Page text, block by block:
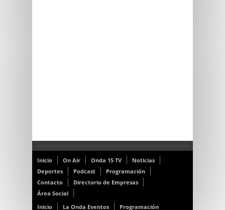
Inicio On Air Onda 15 TV
Noticias
Deportes
Podcast
Programación
Contacto
Directorio de Empresas
Área Social
Inicio
La Onda Eventos Programación